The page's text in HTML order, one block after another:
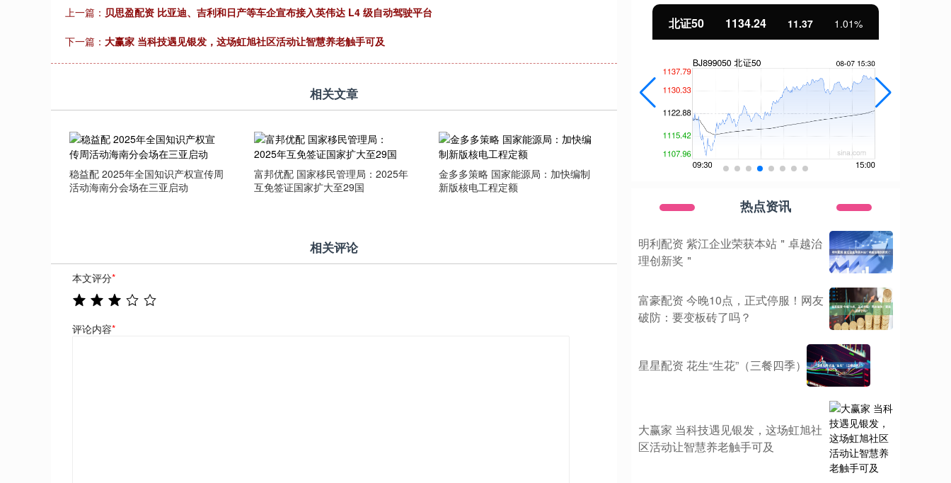
上一篇： 贝思盈配资 比亚迪、吉利和日产等车企宣布接入英伟达 L4 级自动驾驶平台
下一篇： 大赢家 当科技遇见银发，这场虹旭社区活动让智慧养老触手可及
相关文章
稳益配 2025年全国知识产权宣传周
活动海南分会场在三亚启动
富邦优配 国家移民管理局：2025年
互免签证国家扩大至29国
金多多策略 国家能源局：加快编制
新版核电工程定额
相关评论
本文评分*
评论内容*
深证成指 14311.01 沪深300 北证50 1134.24 11.37 1.01%
热点资讯
明利配资 紫江企业荣获本站＂卓越治
理创新奖＂
富豪配资 今晚10点，正式停服！网友
破防：要变板砖了吗？
星星配资 花生“生花”（三餐四季）
大赢家 当科技遇见银发，这场虹旭社
区活动让智慧养老触手可及